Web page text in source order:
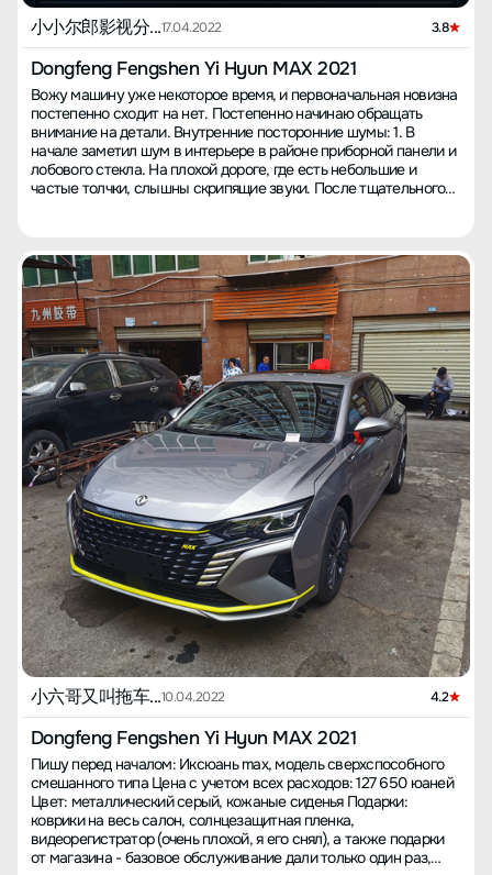
как знаешь." Ну, я подумал, зачем мне проверять, хороший ли
ты человек, когда машина и цена не соответствуют.
Поворачиваю голову и вижу надпись Dongfeng Fengshen,
зашел посмотреть, прежде я не изучал этот автомобиль,
поэтому сразу прокатился на тест-драйв Yixuan Max. Продавец
предложил поехать на закрытую дорогу и нажать на газ,
машина оказалась быстрой и устойчивой, продавец подробно
всё объяснил, договорились о подходящей цене со скидкой в
5000, итоговая цена составила 110900 юаней. Оформил
договор на Yixuan Max в цвете "темно-синий". Прямо на месте
забрал машину, установили пленку, коврики,
мощности, на мой взгляд, наравне с Yixuan Max. Если
вдаваться в подробности, то UniV разгоняется быстрее с 0 до
60 км/ч, а Yixuan Max быстрее на отрезке от 60 до 120 км/ч, в
этом сегменте он ни с кем не сравним, как в скорости, так и в
устойчивости. Я не выбрал UniV потому, что ожидание
автомобиля составляет более 1,5 месяцев. Я предпочитаю
сразу принять решение о покупке, иначе потом буду жалеть.
Также я пробовал At Service и MG6, и на мой взгляд, эти
машины не дотягивают до уровня V и Max. Конечно, у них есть
свои достоинства, которые я просто не успел оценить за
короткий тест-драйв. Советую меньше доверять обзорам и
оценкам, ведь все знают, что средства массовой информации
работают за деньги. Лучше позвоните, договоритесь о тест-
драйве и сами оцените, что вам подходит. О расходе топлива:
многие водители говорят, что дисплей автомобиля показывает
неточную информацию, и предпочитают использовать
приложения для более точного измерения. Так как я живу в
городе, где сложно ездить, за 23 дня я проехал всего 700 км. За
это время я трижды заправился. Первый раз полностью
заправил пустой бак за 400 юаней, второй раз за 200,
используя два деления, и третий раз за 105, используя одно
деление. Сейчас осталось два полных и одно полу. В общей
сложности получилось 700 км. Продавец сказал, что на полном
баке можно проехать около 800 км. При сильном нажатии на
педаль газа расход топлива составляет 7-8 литров, при
нормальном — около 5 литров. Интерьер, по моему мнению,
хороший, средний или немного выше. Мультифункциональный
руль с такими функциями, как адаптивный круиз-контроль,
удержание полосы и т.д. Я готовлюсь к экзаменам, так что пока
не разобрался в этих функциях, но они очень помогли. Говорят,
что это L2 или L3 уровень, я забыл. Для меня важна функция
распознавания лиц, напоминание водителю. Иногда, когда я не
сплю днем, я засыпаю за рулём, особенно на трассе. Эта
小小尔郎影视分...17.04.2022 3.8
Dongfeng Fengshen Yi Hyun MAX 2021
Вожу машину уже некоторое время, и первоначальная новизна
постепенно сходит на нет. Постепенно начинаю обращать
внимание на детали. Внутренние посторонние шумы: 1. В
начале заметил шум в интерьере в районе приборной панели и
лобового стекла. На плохой дороге, где есть небольшие и
частые толчки, слышны скрипящие звуки. После тщательного
твердые, и при нажатии рукой нет никакой реакции. Но между
точками поддержания она мягкая, и при нажатии слышен звук.
Я купил в интернете герметизирующую полоску и вставил её в
зазор между лобовым стеклом и приборной панелью.
Проблема шума была решена идеально. 2. Успокоившись,
через несколько дней заметил шум в районе рулевого колеса,
похожий на дрожащий звук. Возможно, у меня чуткий слух.
Этот шум мешал мне, и я обнаружил, что он исходит из
защитной крышки за рулем. Сначала я купил двусторонний
скотч в интернете, открыл крышку и приклеил скотч в месте ее
крепления. После нескольких дней эксплуатации проблема не
решилась, поэтому я снял скотч и добавил в зазор крышки
демпфирующий коврик. Сейчас уже неделю проблем не
обнаружено. 3. Возможно, из-за того что первые две проблемы
с шумом были явно выражены и их удалось решить, я начал
слышать небольшой шум в области ремня безопасности. Звук
не громкий, и я слышал его даже в машине коллеги. Пока не
обращаю внимания. Возможно, у меня хороший слух, поэтому я
теперь слушаю музыку, когда вожу. Рывки при трогании с
места: Сначала думал, что это из-за моей манеры вождения,
но недавно поездил на корпоративном автомобиле BYD L3.
Оказалось, что он намного плавнее, чем моя машина. Теперь за
3 секунды до зеленого света отпускаю тормоз, давая машине
немного покатиться, и затем нажимаю на газ — это намного
помогает. Метод заключается в том, чтобы оставлять 3-
метровый зазор перед впереди идущей машиной. Недостаток в
том, что сзади часто сигналят. Также при торможении слышен
щелкающий звук. Я попробовал разное: при легком нажатии на
тормоз звук есть, а при интенсивном торможении его нет.
Утром торможу достаточно резко и не слышу звука трения
шестеренок. Проблемы с мультимедийной системой: Сегодня
утром, 17 апреля 2022 года, когда я ехал на работу, в дороге
неожиданно погас экран, и навигация на приборной панели
小六哥又叫拖车...10.04.2022 4.2
Dongfeng Fengshen Yi Hyun MAX 2021
Пишу перед началом: Иксюань max, модель сверхспособного
смешанного типа Цена с учетом всех расходов: 127 650 юаней
Цвет: металлический серый, кожаные сиденья Подарки:
коврики на весь салон, солнцезащитная пленка,
видеорегистратор (очень плохой, я его снял), а также подарки
от магазина - базовое обслуживание дали только один раз,